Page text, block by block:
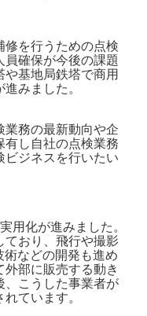
を行うための点検
確保が今後の課題
基地局鉄塔で商用
みました。
務の最新動向や企
し自社の点検業務
ビジネスを行いたい
用化が進みました。
おり、飛行や撮影
などの開発も進め
部に販売する動き
、こうした事業者が
ています。